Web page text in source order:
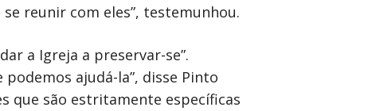
reunir com eles”, testemunhou.
a Igreja a preservar-se”.
ajudá-la”, disse Pinto
que são estritamente específicas